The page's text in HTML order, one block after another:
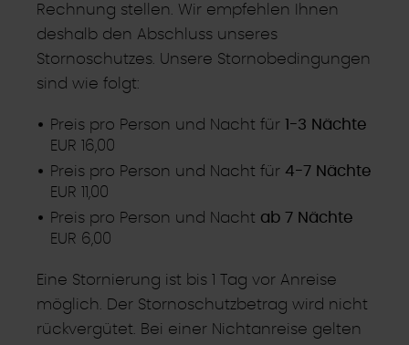
Rechnung stellen. Wir empfehlen Ihnen
deshalb den Abschluss unseres
Stornoschutzes. Unsere Stornobedingungen
sind wie folgt:
Preis pro Person und Nacht für 1-3 Nächte
EUR 16,00
Preis pro Person und Nacht für 4-7 Nächte
EUR 11,00
Preis pro Person und Nacht ab 7 Nächte
EUR 6,00
Eine Stornierung ist bis 1 Tag vor Anreise
möglich. Der Stornoschutzbetrag wird nicht
rückvergütet. Bei einer Nichtanreise gelten